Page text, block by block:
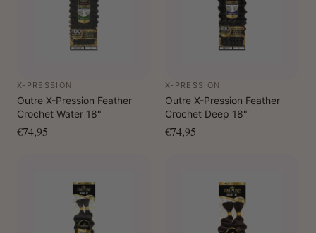
X-PRESSION
Outre X-Pression Feather
Crochet Water 18"
€74,95
X-PRESSION
Outre X-Pression Feather
Crochet Deep 18"
€74,95